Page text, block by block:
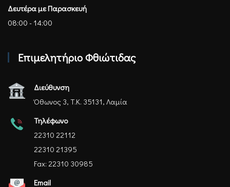
Δευτέρα με Παρασκευή
08:00 - 14:00
Επιμελητήριο Φθιώτιδας
Διεύθυνση
Όθωνος 3, Τ.Κ. 35131, Λαμία
Τηλέφωνο
22310 22112
22310 21395
Fax: 22310 30985
Email